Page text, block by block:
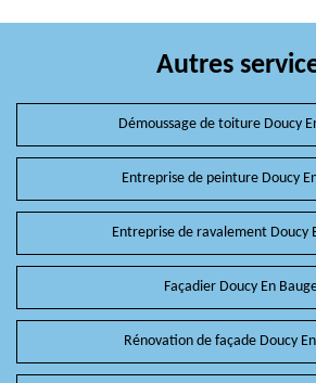
Autres
Démoussage de toiture Doucy
Entreprise de peinture Doucy
Entreprise de ravalement Doucy
Façadier Doucy En
Rénovation de façade Doucy